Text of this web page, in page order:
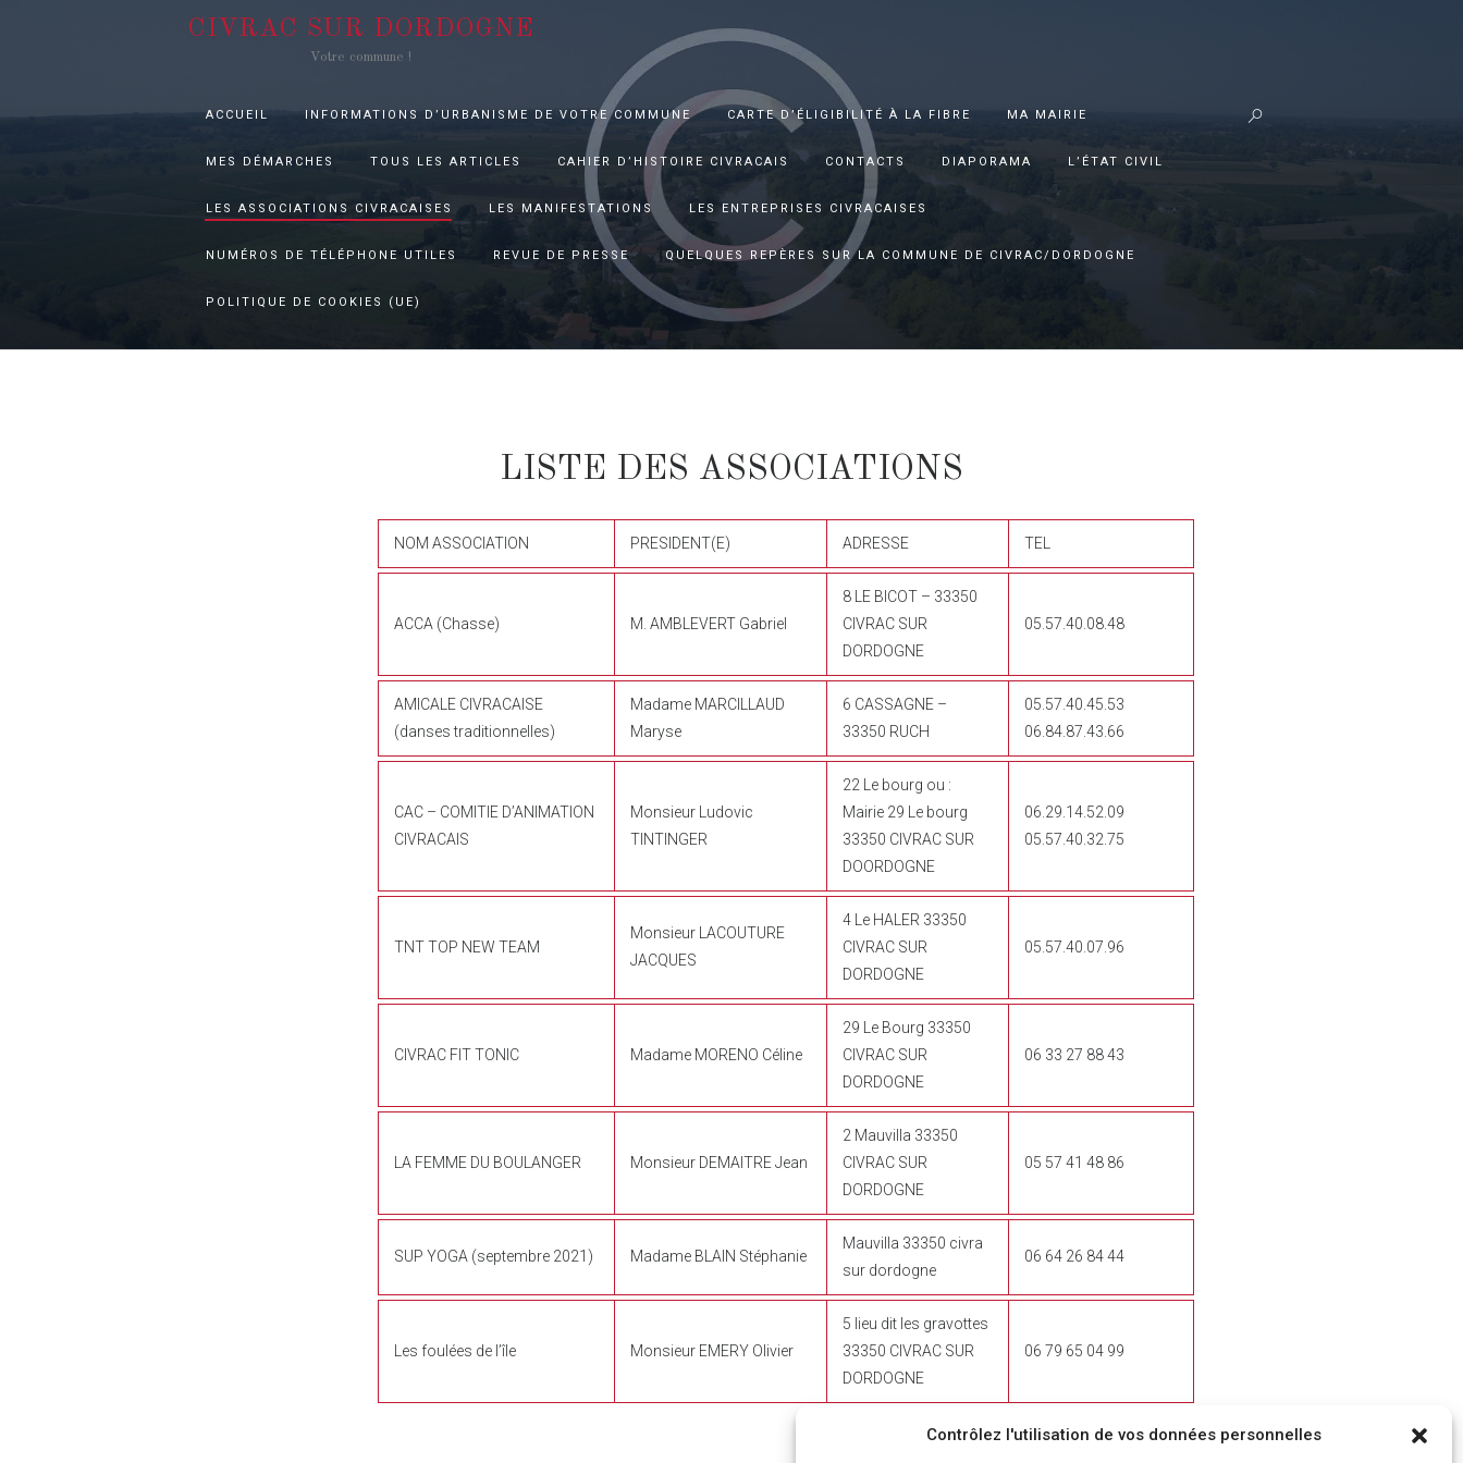
Contrôlez l'utilisation de vos données personnelles
CIVRAC SUR DORDOGNE
Votre commune !
ACCUEIL INFORMATIONS D’URBANISME DE VOTRE COMMUNE CARTE D’ÉLIGIBILITÉ À LA FIBRE MA MAIRIE
MES DÉMARCHES TOUS LES ARTICLES CAHIER D’HISTOIRE CIVRACAIS CONTACTS DIAPORAMA L’ÉTAT CIVIL
LES ASSOCIATIONS CIVRACAISES LES MANIFESTATIONS LES ENTREPRISES CIVRACAISES
NUMÉROS DE TÉLÉPHONE UTILES REVUE DE PRESSE QUELQUES REPÈRES SUR LA COMMUNE DE CIVRAC/DORDOGNE
POLITIQUE DE COOKIES (UE)
LISTE DES ASSOCIATIONS
NOM ASSOCIATION PRESIDENT(E) ADRESSE TEL
ACCA (Chasse) M. AMBLEVERT Gabriel
8 LE BICOT – 33350
CIVRAC SUR
DORDOGNE
05.57.40.08.48
AMICALE CIVRACAISE
(danses traditionnelles)
Madame MARCILLAUD
Maryse
6 CASSAGNE –
33350 RUCH
05.57.40.45.53
06.84.87.43.66
CAC – COMITIE D’ANIMATION
CIVRACAIS
Monsieur Ludovic
TINTINGER
22 Le bourg ou :
Mairie 29 Le bourg
33350 CIVRAC SUR
DOORDOGNE
06.29.14.52.09
05.57.40.32.75
TNT TOP NEW TEAM
Monsieur LACOUTURE
JACQUES
4 Le HALER 33350
CIVRAC SUR
DORDOGNE
05.57.40.07.96
CIVRAC FIT TONIC Madame MORENO Céline
29 Le Bourg 33350
CIVRAC SUR
DORDOGNE
06 33 27 88 43
LA FEMME DU BOULANGER Monsieur DEMAITRE Jean
2 Mauvilla 33350
CIVRAC SUR
DORDOGNE
05 57 41 48 86
SUP YOGA (septembre 2021) Madame BLAIN Stéphanie
Mauvilla 33350 civra
sur dordogne
06 64 26 84 44
Les foulées de l’île Monsieur EMERY Olivier
5 lieu dit les gravottes
33350 CIVRAC SUR
DORDOGNE
06 79 65 04 99